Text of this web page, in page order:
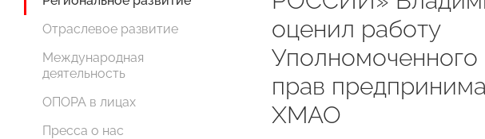
Отраслевое развитие
Международная
деятельность
ОПОРА в лицах
Пресса о нас
оценил работу
прав
ХМАО